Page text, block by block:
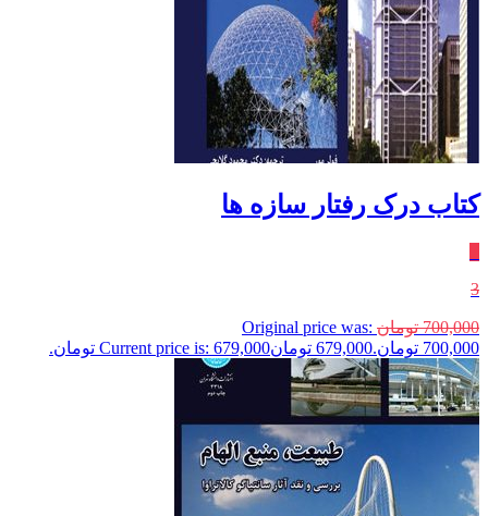
کتاب درک رفتار سازه ها
3
700,000 تومان Original price was:
700,000 تومان.
679,000 تومانCurrent price is: 679,000 تومان.